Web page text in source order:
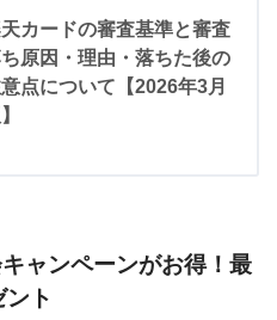
カードの審査基準と審査
原因・理由・落ちた後の
点について【2026年3月
ャンペーンがお得！最
ト